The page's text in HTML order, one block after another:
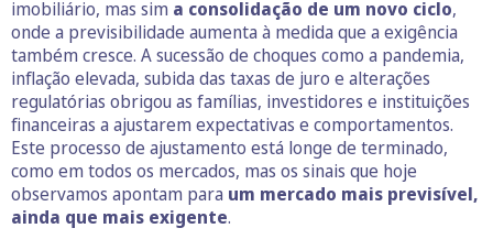
imobiliário, mas sim a consolidação de um novo ciclo,
onde a previsibilidade aumenta à medida que a exigência
também cresce. A sucessão de choques como a pandemia,
inflação elevada, subida das taxas de juro e alterações
regulatórias obrigou as famílias, investidores e instituições
financeiras a ajustarem expectativas e comportamentos.
Este processo de ajustamento está longe de terminado,
como em todos os mercados, mas os sinais que hoje
observamos apontam para um mercado mais previsível,
ainda que mais exigente.